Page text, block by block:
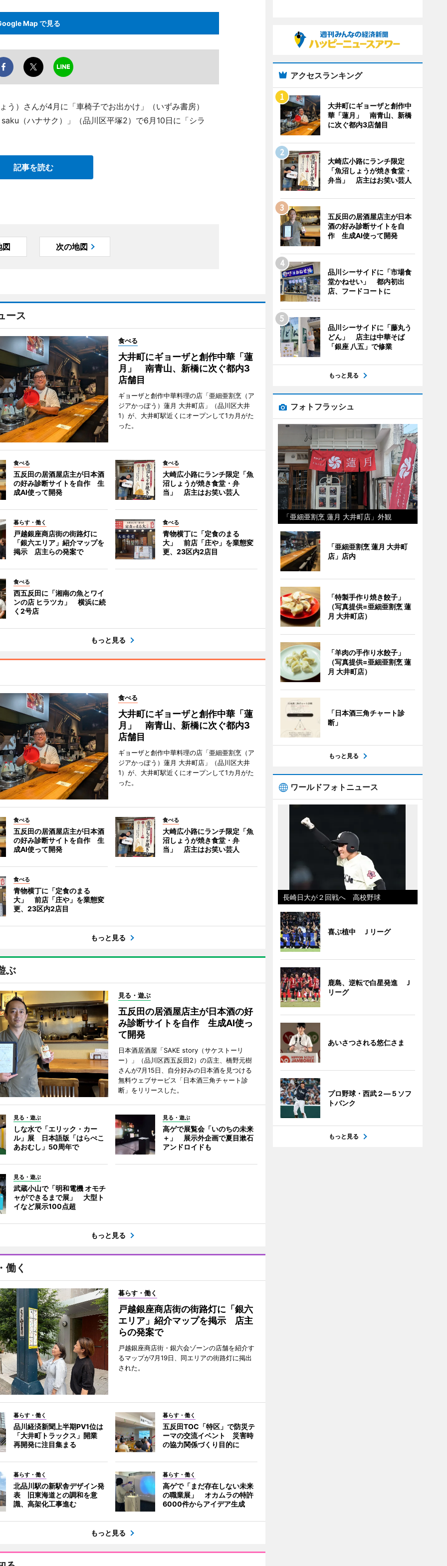
Map で見る
）さんが4月に「車椅子でお出かけ」（いずみ書房）
（ハナサク）」（品川区平塚2）で6月10日に「シラ
記事を読む
図 次の地図
ース
食べる
大井町にギョーザと創作中華「蓮
月」 南青山、新橋に次ぐ都内3
店舗目
ギョーザと創作中華料理の店「亜細亜割烹（ア
ジアかっぽう）蓮月 大井町店」（品川区大井
1）が、大井町駅近くにオープンして1カ月がた
った。
食べる
五反田の居酒屋店主が日本酒
の好み診断サイトを自作 生
成AI使って開発
食べる
大崎広小路にランチ限定「魚
沼しょうが焼き食堂・弁
当」 店主はお笑い芸人
暮らす・働く
戸越銀座商店街の街路灯に
「銀六エリア」紹介マップを
掲示 店主らの発案で
食べる
青物横丁に「定食のまる
大」 前店「庄や」を業態変
更、23区内2店目
食べる
西五反田に「湘南の魚とワイ
ンの店 ヒラツカ」 横浜に続
く2号店
もっと見る
食べる
大井町にギョーザと創作中華「蓮
月」 南青山、新橋に次ぐ都内3
店舗目
ギョーザと創作中華料理の店「亜細亜割烹（ア
ジアかっぽう）蓮月 大井町店」（品川区大井
1）が、大井町駅近くにオープンして1カ月がた
った。
食べる
五反田の居酒屋店主が日本酒
の好み診断サイトを自作 生
成AI使って開発
食べる
大崎広小路にランチ限定「魚
沼しょうが焼き食堂・弁
当」 店主はお笑い芸人
食べる
青物横丁に「定食のまる
大」 前店「庄や」を業態変
更、23区内2店目
もっと見る
ぶ
見る・遊ぶ
五反田の居酒屋店主が日本酒の好
み診断サイトを自作 生成AI使っ
て開発
日本酒居酒屋「SAKE story（サケストーリ
ー）」（品川区西五反田2）の店主、橋野元樹
さんが7月15日、自分好みの日本酒を見つける
無料ウェブサービス「日本酒三角チャート診
断」をリリースした。
見る・遊ぶ
しな水で「エリック・カー
ル」展 日本語版「はらぺこ
あおむし」50周年で
見る・遊ぶ
高ゲで展覧会「いのちの未来
＋」 展示外企画で夏目漱石
アンドロイドも
見る・遊ぶ
武蔵小山で「明和電機 オモチ
ャができるまで展」 大型ト
イなど展示100点超
もっと見る
働く
暮らす・働く
戸越銀座商店街の街路灯に「銀六
エリア」紹介マップを掲示 店主
らの発案で
戸越銀座商店街・銀六会ゾーンの店舗を紹介す
るマップが7月19日、同エリアの街路灯に掲出
された。
暮らす・働く
品川経済新聞上半期PV1位は
「大井町トラックス」開業
再開発に注目集まる
暮らす・働く
五反田TOC「特区」で防災テ
ーマの交流イベント 災害時
の協力関係づくり目的に
暮らす・働く
北品川駅の新駅舎デザイン発
表 旧東海道との調和を意
識、高架化工事進む
暮らす・働く
高ゲで「まだ存在しない未来
の職業展」 オカムラの特許
6000件からアイデア生成
もっと見る
アクセスランキング
大井町にギョーザと創作中
華「蓮月」 南青山、新橋
に次ぐ都内3店舗目
大崎広小路にランチ限定
「魚沼しょうが焼き食堂・
弁当」 店主はお笑い芸人
五反田の居酒屋店主が日本
酒の好み診断サイトを自
作 生成AI使って開発
品川シーサイドに「市場食
堂かねせい」 都内初出
店、フードコートに
品川シーサイドに「藤丸う
どん」 店主は中華そば
「銀座 八五」で修業
もっと見る
フォトフラッシュ
「亜細亜割烹 蓮月 大井町店」外観
「亜細亜割烹 蓮月 大井町
店」店内
「特製手作り焼き餃子」
（写真提供=亜細亜割烹 蓮
月 大井町店）
「羊肉の手作り水餃子」
（写真提供=亜細亜割烹 蓮
月 大井町店）
「日本酒三角チャート診
断」
もっと見る
ワールドフォトニュース
長崎日大が２回戦へ 高校野球
喜ぶ植中 Ｊリーグ
鹿島、逆転で白星発進 Ｊ
リーグ
あいさつされる悠仁さま
プロ野球・西武２―５ソフ
トバンク
もっと見る